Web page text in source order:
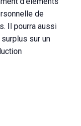
de
Il pourra aussi
sur un